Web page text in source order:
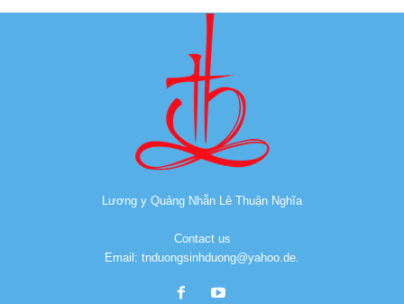
Lương y Quảng Nhẫn Lê Thuận Nghĩa
Contact us
Email: tnduongsinhduong@yahoo.de.